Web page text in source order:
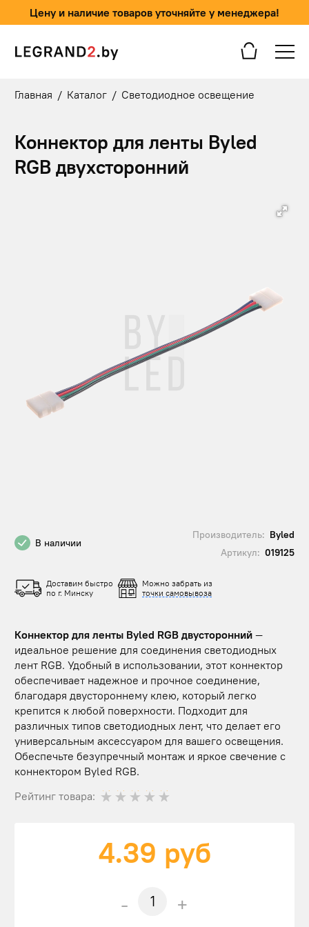
Цену и наличие товаров уточняйте у менеджера!
Главная / Каталог / Светодиодное освещение
Коннектор для ленты Byled
RGB двуxсторонний
В наличии
Производитель: Byled
Артикул: 019125
Доставим быстро
по г. Минску
Можно забрать из
точки самовывоза
Коннектор для ленты Byled RGB двусторонний —
идеальное решение для соединения светодиодных
лент RGB. Удобный в использовании, этот коннектор
обеспечивает надежное и прочное соединение,
благодаря двустороннему клею, который легко
крепится к любой поверхности. Подходит для
различных типов светодиодных лент, что делает его
универсальным аксессуаром для вашего освещения.
Обеспечьте безупречный монтаж и яркое свечение с
коннектором Byled RGB.
Рейтинг товара:
4.39 руб
- +